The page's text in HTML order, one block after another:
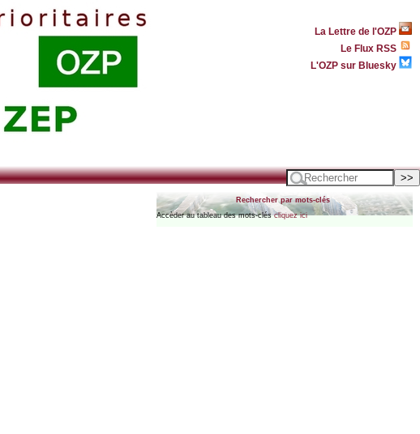
La Lettre de l'OZP
Le Flux RSS
L'OZP sur Bluesky
Rechercher par mots-clés
Accèder au tableau des mots-cléscliquez ici